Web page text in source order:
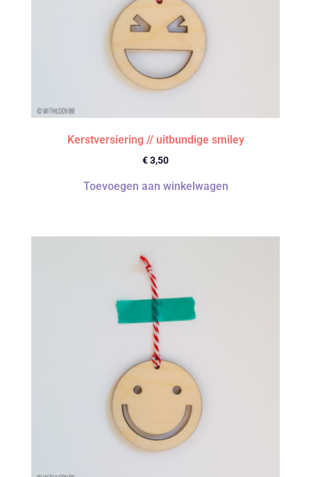
Kerstversiering // uitbundige smiley
€3,50
Toevoegen aan winkelwagen